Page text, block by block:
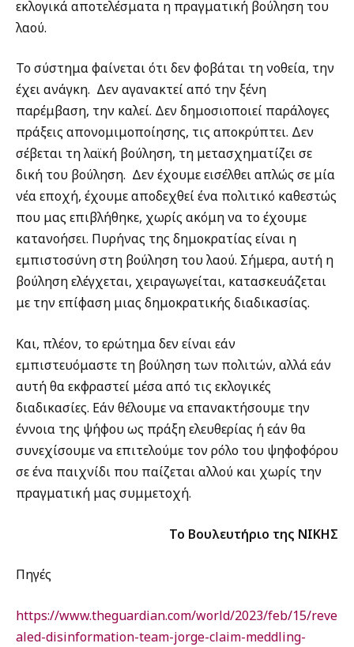
εκλογικά αποτελέσματα η πραγματική βούληση του
λαού.
Το σύστημα φαίνεται ότι δεν φοβάται τη νοθεία, την
έχει ανάγκη. Δεν αγανακτεί από την ξένη
παρέμβαση, την καλεί. Δεν δημοσιοποιεί παράλογες
πράξεις απονομιμοποίησης, τις αποκρύπτει. Δεν
σέβεται τη λαϊκή βούληση, τη μετασχηματίζει σε
δική του βούληση. Δεν έχουμε εισέλθει απλώς σε μία
νέα εποχή, έχουμε αποδεχθεί ένα πολιτικό καθεστώς
που μας επιβλήθηκε, χωρίς ακόμη να το έχουμε
κατανοήσει. Πυρήνας της δημοκρατίας είναι η
εμπιστοσύνη στη βούληση του λαού. Σήμερα, αυτή η
βούληση ελέγχεται, χειραγωγείται, κατασκευάζεται
με την επίφαση μιας δημοκρατικής διαδικασίας.
Και, πλέον, το ερώτημα δεν είναι εάν
εμπιστευόμαστε τη βούληση των πολιτών, αλλά εάν
αυτή θα εκφραστεί μέσα από τις εκλογικές
διαδικασίες. Εάν θέλουμε να επανακτήσουμε την
έννοια της ψήφου ως πράξη ελευθερίας ή εάν θα
συνεχίσουμε να επιτελούμε τον ρόλο του ψηφοφόρου
σε ένα παιχνίδι που παίζεται αλλού και χωρίς την
πραγματική μας συμμετοχή.
Το Βουλευτήριο της ΝΙΚΗΣ
Πηγές
https://www.theguardian.com/world/2023/feb/15/reve
aled-disinformation-team-jorge-claim-meddling-